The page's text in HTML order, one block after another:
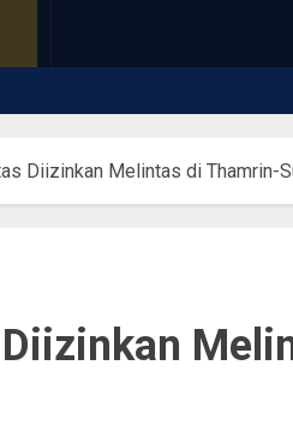
Diizinkan Melintas di Thamrin-